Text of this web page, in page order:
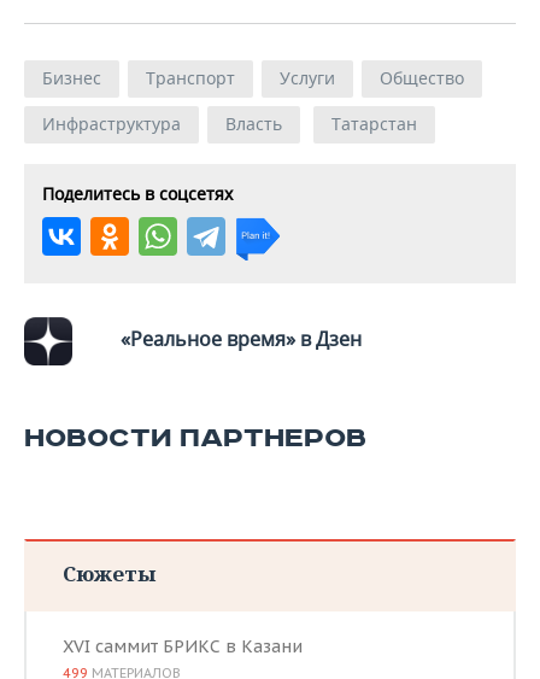
Бизнес Транспорт Услуги
Общество
Инфраструктура
Власть Татарстан
Поделитесь в соцсетях
«Реальное время» в Дзен
НОВОСТИ ПАРТНЕРОВ
Сюжеты
XVI саммит БРИКС в Казани
499 МАТЕРИАЛОВ